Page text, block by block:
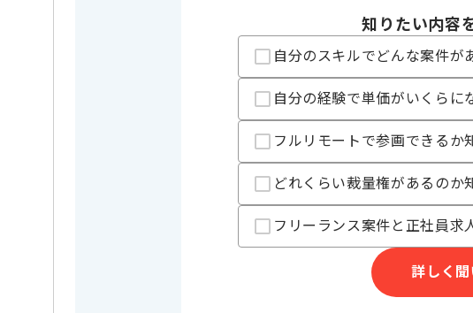
JavaやC#での開発経験やプロジェクトリードの経験を活かすことが
複数案件を保有している企業ですので、
新しいアイディアや技術を積極的に導入し、
経験豊富なエンジニアと成長が出来る環境でございます。
スキルアップされたい方、長期的に参画されたい方にオススメの案
知りたい内容
自分のスキルでどんな案件が
自分の経験で単価がいくらに
フルリモートで参画できるか
どれくらい裁量権があるのか
フリーランス案件と正社員求
詳しく